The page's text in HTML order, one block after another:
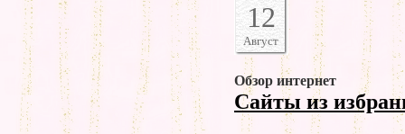
12
Август
Обзор интернет
Сайты из